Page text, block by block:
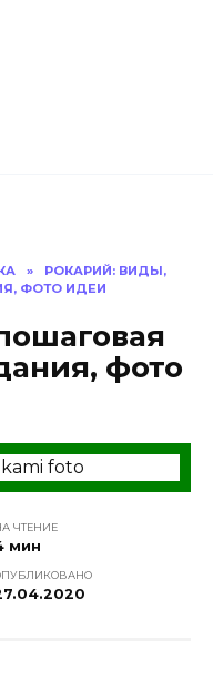
»
РОКАРИЙ: ВИДЫ,
ФОТО ИДЕИ
фото
ЧТЕНИЕ
мин